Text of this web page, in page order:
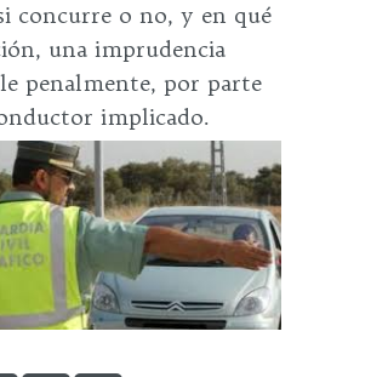
concurre o no, y en qué
una imprudencia
penalmente, por parte
implicado.